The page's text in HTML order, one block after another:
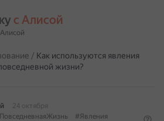
с Алисой
/ Как используются явления
жизни?
24 октября
#Явления